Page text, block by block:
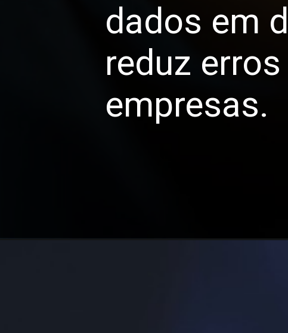
dados em
reduz
empresas.